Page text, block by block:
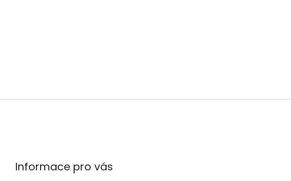
Informace pro vás